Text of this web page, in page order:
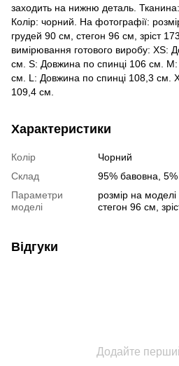
заходить на нижню деталь.
Колір: чорний. На фотографії:
грудей 90 см, стегон 96 см, зріст
вимірювання готового виробу: ХS:
см. S: Довжина по спинці 106 см.
см. L: Довжина по спинці 108,3 см.
109,4 см.
Характеристики
Колір
Чорний
Склад
95% бавовна,
Параметри
моделі
розмір на
стегон 96 см,
Відгуки
Додайте